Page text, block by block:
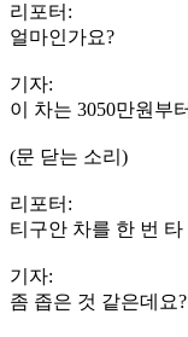
리포터:
얼마인가요?
기자:
이 차는 3050만원부
(문 닫는 소리)
리포터:
티구안 차를 한 번
기자:
좀 좁은 것 같은데요?